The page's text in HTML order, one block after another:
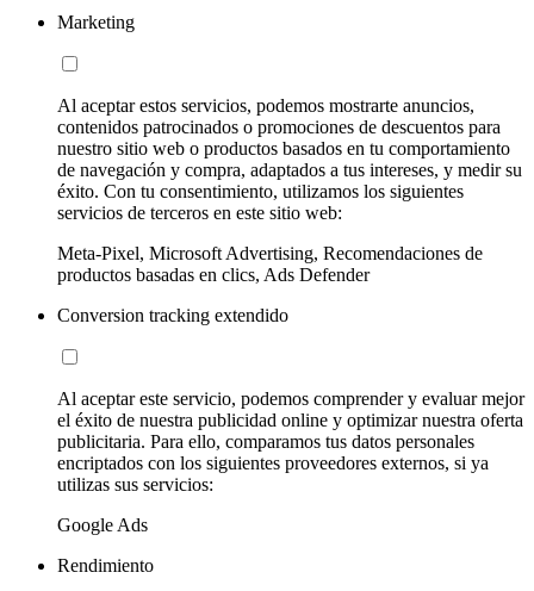
Marketing
Al aceptar estos servicios, podemos mostrarte anuncios,
contenidos patrocinados o promociones de descuentos para
nuestro sitio web o productos basados en tu comportamiento
de navegación y compra, adaptados a tus intereses, y medir su
éxito. Con tu consentimiento, utilizamos los siguientes
servicios de terceros en este sitio web:
Meta-Pixel, Microsoft Advertising, Recomendaciones de
productos basadas en clics, Ads Defender
Conversion tracking extendido
Al aceptar este servicio, podemos comprender y evaluar mejor
el éxito de nuestra publicidad online y optimizar nuestra oferta
publicitaria. Para ello, comparamos tus datos personales
encriptados con los siguientes proveedores externos, si ya
utilizas sus servicios:
Google Ads
Rendimiento